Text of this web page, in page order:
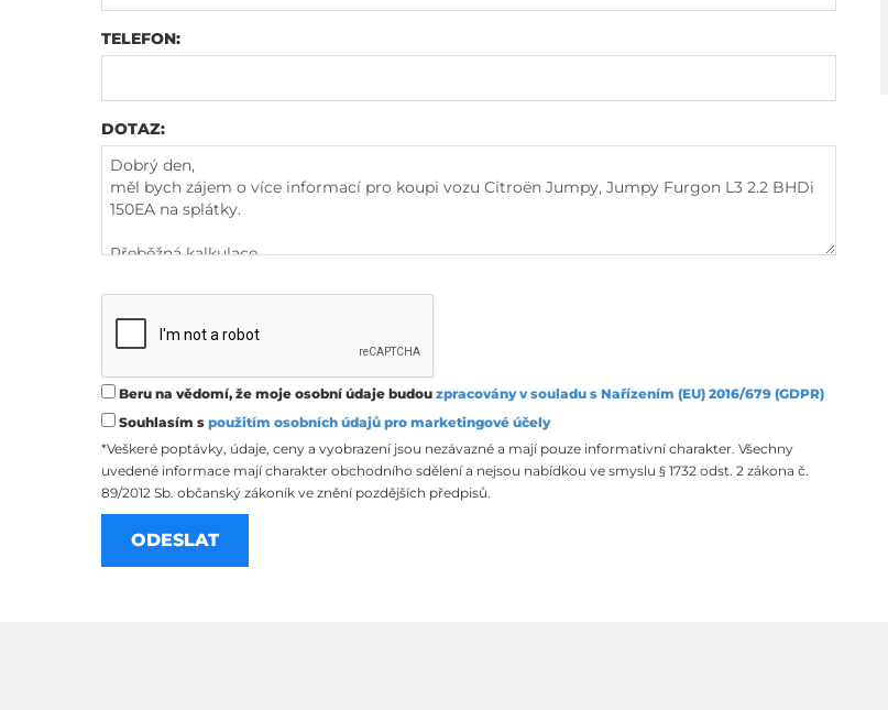
TELEFON:
DOTAZ:
Beru na vědomí, že moje osobní údaje budou zpracovány v souladu s Nařízením (EU) 2016/679 (GDPR)
Souhlasím s použitím osobních údajů pro marketingové účely
*Veškeré poptávky, údaje, ceny a vyobrazení jsou nezávazné a mají pouze informativní charakter. Všechny
uvedené informace mají charakter obchodního sdělení a nejsou nabídkou ve smyslu § 1732 odst. 2 zákona č.
89/2012 Sb. občanský zákoník ve znění pozdějších předpisů.